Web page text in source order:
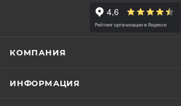
КОМПАНИЯ
ИНФОРМАЦИЯ